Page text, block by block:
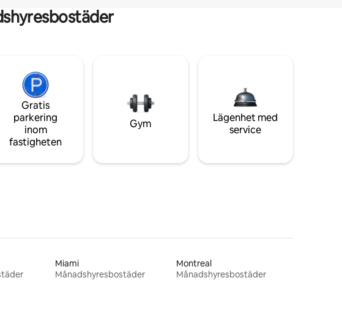
Gratis
parkering
inom
fastigheten
Gym
Lägenhet med
service
Miami
Månadshyresbostäder
Montreal
Månadshyresbostäder